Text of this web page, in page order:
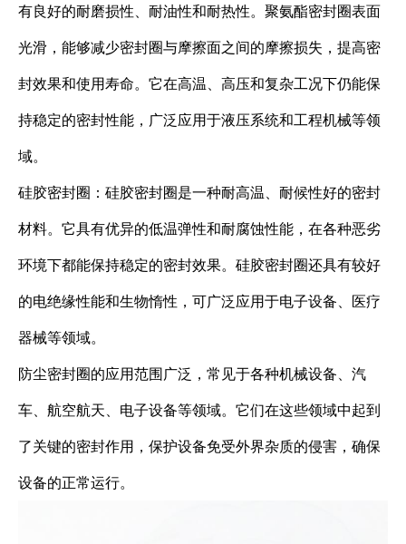
有良好的耐磨损性、耐油性和耐热性。聚氨酯密封圈表面
光滑，能够减少密封圈与摩擦面之间的摩擦损失，提高密
封效果和使用寿命。它在高温、高压和复杂工况下仍能保
持稳定的密封性能，广泛应用于液压系统和工程机械等领
域。
硅胶密封圈：硅胶密封圈是一种耐高温、耐候性好的密封
材料。它具有优异的低温弹性和耐腐蚀性能，在各种恶劣
环境下都能保持稳定的密封效果。硅胶密封圈还具有较好
的电绝缘性能和生物惰性，可广泛应用于电子设备、医疗
器械等领域。
防尘密封圈的应用范围广泛，常见于各种机械设备、汽
车、航空航天、电子设备等领域。它们在这些领域中起到
了关键的密封作用，保护设备免受外界杂质的侵害，确保
设备的正常运行。